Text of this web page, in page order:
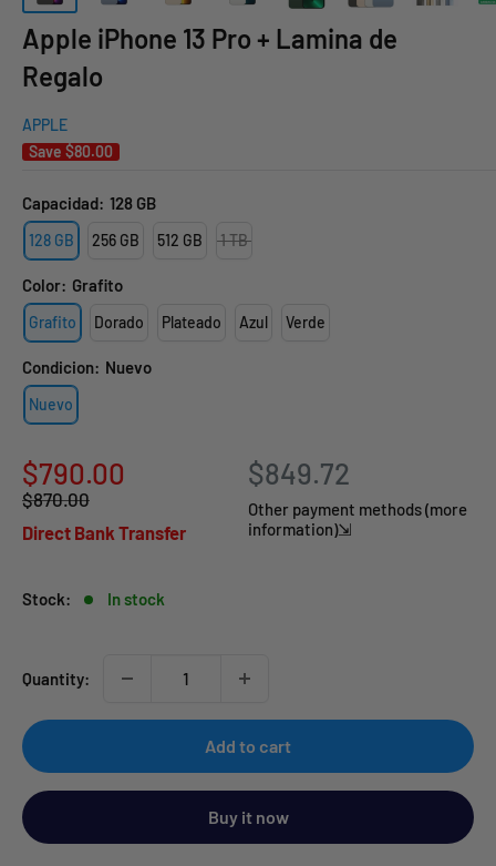
Apple iPhone 13 Pro + Lamina de
Regalo
APPLE
Save $80.00
Capacidad: 128 GB
128 GB 256 GB 512 GB 1 TB
Color: Grafito
Grafito Dorado Plateado Azul Verde
Condicion: Nuevo
Nuevo
Sale
price
$790.00
Regular
$870.00
Direct Bank Transfer
$849.72
Other payment methods (more
information)⇲
Stock: In stock
Quantity:
Add to cart
Buy it now